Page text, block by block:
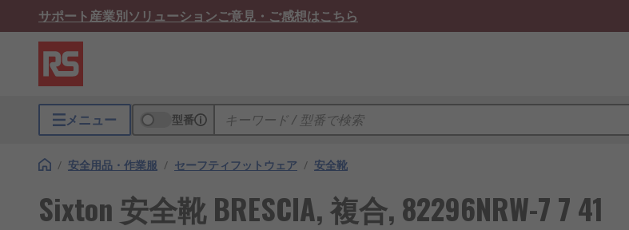
サポート産業別ソリューションご意見・ご感想はこちら
メニュー 型番
/ 安全用品・作業服 / セーフティフットウェア / 安全靴
Sixton 安全靴 BRESCIA, 複合, 82296NRW-7 7 41